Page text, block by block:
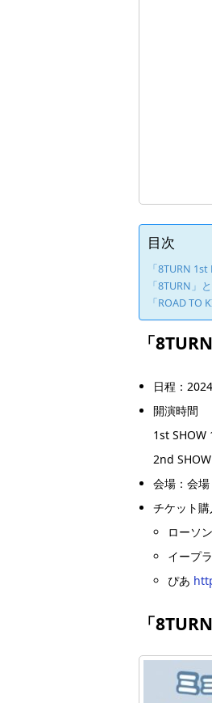
目次
「8TURN
「8TURN」
「ROAD TO
「
日程：
開演時間
1st
2nd
会場：会
チケット購
ローソ
イープ
ぴあ
「